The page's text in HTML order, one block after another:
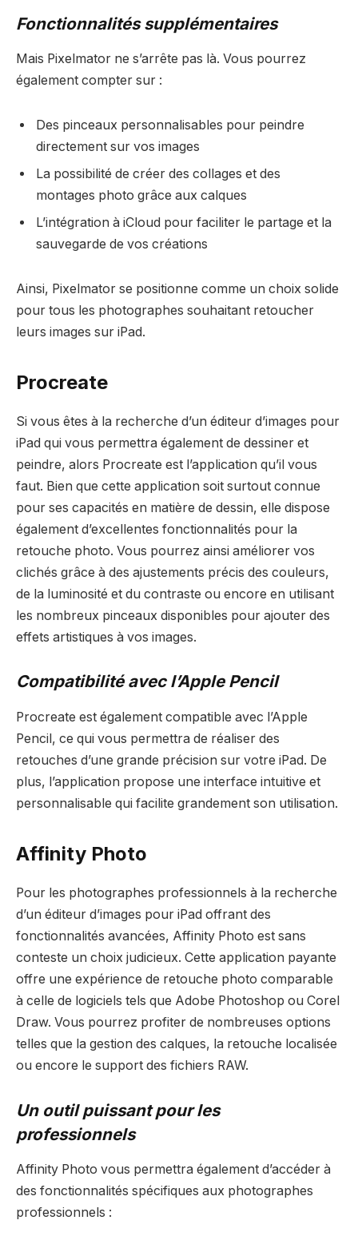
Fonctionnalités supplémentaires
Mais Pixelmator ne s’arrête pas là. Vous pourrez
également compter sur :
Des pinceaux personnalisables pour peindre
directement sur vos images
La possibilité de créer des collages et des
montages photo grâce aux calques
L’intégration à iCloud pour faciliter le partage et la
sauvegarde de vos créations
Ainsi, Pixelmator se positionne comme un choix solide
pour tous les photographes souhaitant retoucher
leurs images sur iPad.
Procreate
Si vous êtes à la recherche d’un éditeur d’images pour
iPad qui vous permettra également de dessiner et
peindre, alors Procreate est l’application qu’il vous
faut. Bien que cette application soit surtout connue
pour ses capacités en matière de dessin, elle dispose
également d’excellentes fonctionnalités pour la
retouche photo. Vous pourrez ainsi améliorer vos
clichés grâce à des ajustements précis des couleurs,
de la luminosité et du contraste ou encore en utilisant
les nombreux pinceaux disponibles pour ajouter des
effets artistiques à vos images.
Compatibilité avec l’Apple Pencil
Procreate est également compatible avec l’Apple
Pencil, ce qui vous permettra de réaliser des
retouches d’une grande précision sur votre iPad. De
plus, l’application propose une interface intuitive et
personnalisable qui facilite grandement son utilisation.
Affinity Photo
Pour les photographes professionnels à la recherche
d’un éditeur d’images pour iPad offrant des
fonctionnalités avancées, Affinity Photo est sans
conteste un choix judicieux. Cette application payante
offre une expérience de retouche photo comparable
à celle de logiciels tels que Adobe Photoshop ou Corel
Draw. Vous pourrez profiter de nombreuses options
telles que la gestion des calques, la retouche localisée
ou encore le support des fichiers RAW.
Un outil puissant pour les
professionnels
Affinity Photo vous permettra également d’accéder à
des fonctionnalités spécifiques aux photographes
professionnels :